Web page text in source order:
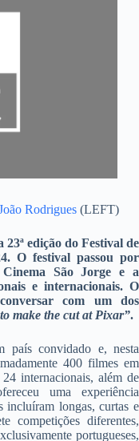
Rodrigues (LEFT)
edição do Festival de
O festival passou por
São Jorge e a
e internacionais. O
com um dos
make the cut at Pixar”.
país convidado e, nesta
400 filmes em
internacionais, além de
uma experiência
incluíram longas, curtas e
competições diferentes,
portugueses,